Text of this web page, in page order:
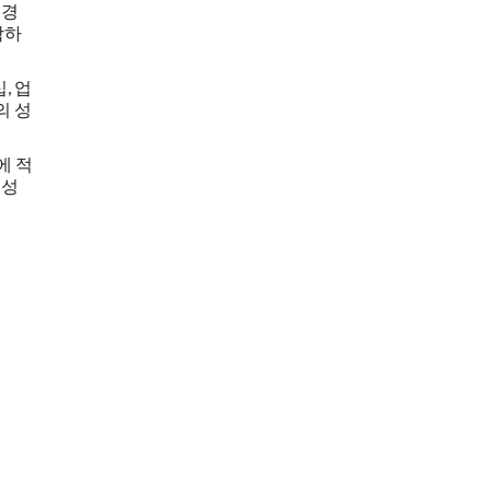
하
업
성
적